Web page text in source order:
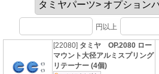
円以上
[22080] タミヤ OP.2080 ロー
マウント大径アルミスプリング
リテーナー (4個)